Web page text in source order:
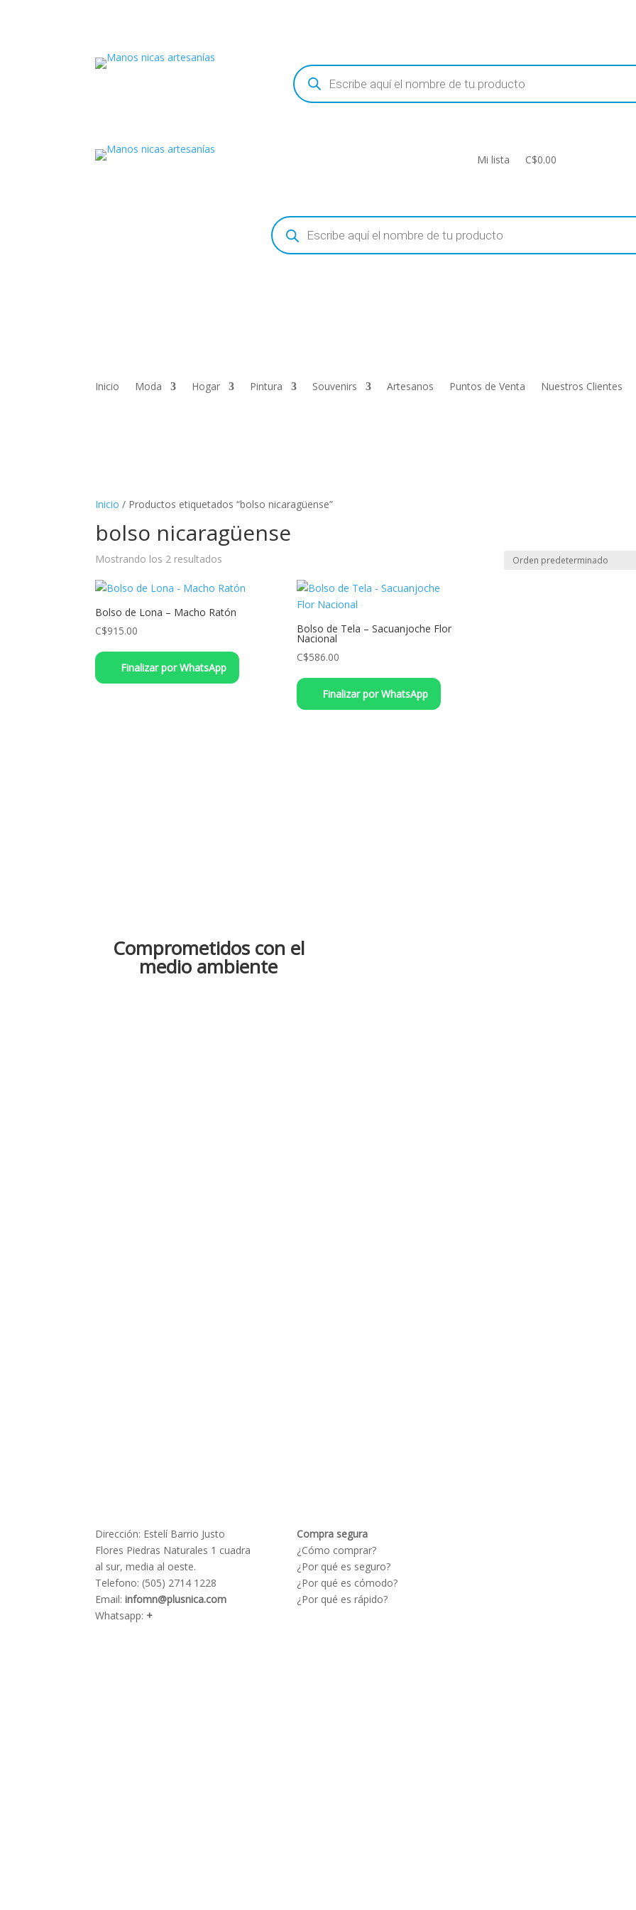
Búsqueda
de
productos
Mi lista C$0.00
Búsqueda
de
productos
Inicio Moda Hogar Pintura Souvenirs Artesanos Puntos de Venta Nuestros Clientes
Inicio / Productos etiquetados “bolso nicaragüense”
bolso nicaragüense
Mostrando los 2 resultados
Bolso de Lona – Macho Ratón
C$915.00
Finalizar por WhatsApp
Bolso de Tela – Sacuanjoche Flor
Nacional
C$586.00
Finalizar por WhatsApp
Comprometidos con el
medio ambiente
Dirección: Estelí Barrio Justo
Flores Piedras Naturales 1 cuadra
al sur, media al oeste.
Telefono: (505) 2714 1228
Email:infomn@plusnica.com
Whatsapp: +
Compra segura
¿Cómo comprar?
¿Por qué es seguro?
¿Por qué es cómodo?
¿Por qué es rápido?